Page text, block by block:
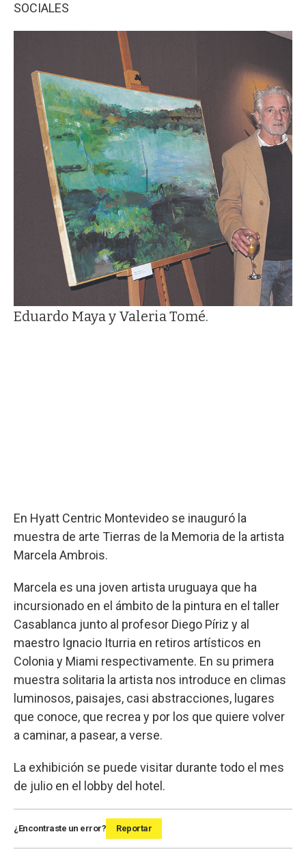
SOCIALES
Eduardo Maya y Valeria Tomé.
En Hyatt Centric Montevideo se inauguró la
muestra de arte Tierras de la Memoria de la artista
Marcela Ambrois.
Marcela es una joven artista uruguaya que ha
incursionado en el ámbito de la pintura en el taller
Casablanca junto al profesor Diego Píriz y al
maestro Ignacio Iturria en retiros artísticos en
Colonia y Miami respectivamente. En su primera
muestra solitaria la artista nos introduce en climas
luminosos, paisajes, casi abstracciones, lugares
que conoce, que recrea y por los que quiere volver
a caminar, a pasear, a verse.
La exhibición se puede visitar durante todo el mes
de julio en el lobby del hotel.
¿Encontraste un error? Reportar